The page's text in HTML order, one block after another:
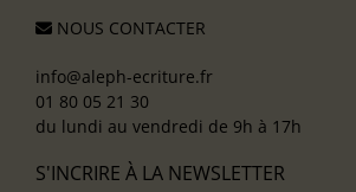
NOUS CONTACTER
info@aleph-ecriture.fr
01 80 05 21 30
du lundi au vendredi de 9h à 17h
S'INCRIRE À LA NEWSLETTER